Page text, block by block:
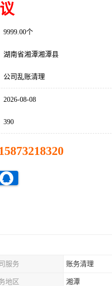
9999.00个
湖南省湘潭湘潭县
公司乱账清理
2026-08-08
390
15873218320
服务 账务清理
地区 湘潭